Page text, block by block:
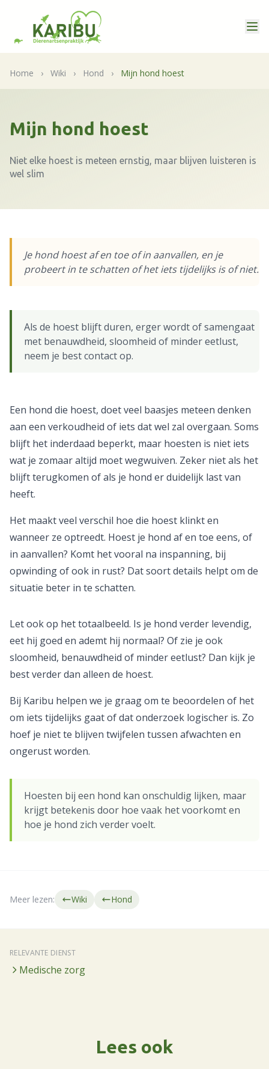
Home › Wiki › Hond › Mijn hond hoest
Mijn hond hoest
Niet elke hoest is meteen ernstig, maar blijven luisteren is
wel slim
Je hond hoest af en toe of in aanvallen, en je
probeert in te schatten of het iets tijdelijks is of niet.
Als de hoest blijft duren, erger wordt of samengaat
met benauwdheid, sloomheid of minder eetlust,
neem je best contact op.
Een hond die hoest, doet veel baasjes meteen denken
aan een verkoudheid of iets dat wel zal overgaan. Soms
blijft het inderdaad beperkt, maar hoesten is niet iets
wat je zomaar altijd moet wegwuiven. Zeker niet als het
blijft terugkomen of als je hond er duidelijk last van
heeft.
Het maakt veel verschil hoe die hoest klinkt en
wanneer ze optreedt. Hoest je hond af en toe eens, of
in aanvallen? Komt het vooral na inspanning, bij
opwinding of ook in rust? Dat soort details helpt om de
situatie beter in te schatten.
Let ook op het totaalbeeld. Is je hond verder levendig,
eet hij goed en ademt hij normaal? Of zie je ook
sloomheid, benauwdheid of minder eetlust? Dan kijk je
best verder dan alleen de hoest.
Bij Karibu helpen we je graag om te beoordelen of het
om iets tijdelijks gaat of dat onderzoek logischer is. Zo
hoef je niet te blijven twijfelen tussen afwachten en
ongerust worden.
Hoesten bij een hond kan onschuldig lijken, maar
krijgt betekenis door hoe vaak het voorkomt en
hoe je hond zich verder voelt.
Meer lezen: Wiki Hond
RELEVANTE DIENST
Medische zorg
Lees ook